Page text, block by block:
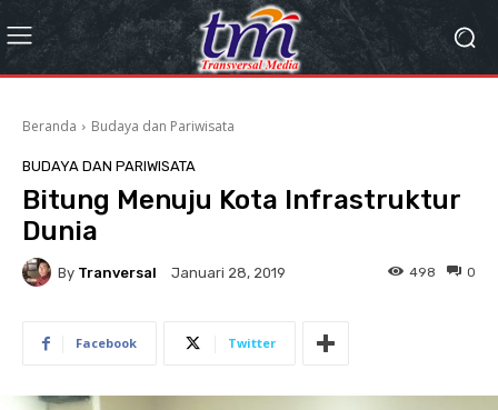
Beranda Budaya dan Pariwisata
BUDAYA DAN PARIWISATA
Bitung Menuju Kota Infrastruktur
Dunia
By Tranversal Januari 28, 2019 0
498
Facebook Twitter